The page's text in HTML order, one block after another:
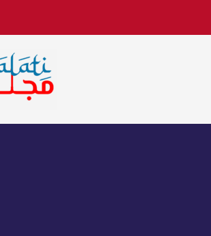
اخبار فنية وترفيهية